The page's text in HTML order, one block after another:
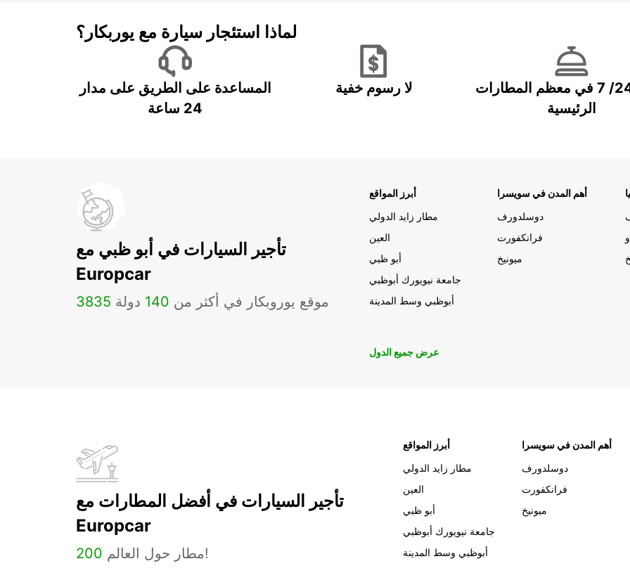
لماذا استئجار سيارة مع يوربكار؟
المساعدة على الطريق على مدار
24 ساعة
لا رسوم خفية
خدمة 24/ 7 في معظم المطارات
الرئيسية
تأجير السيارات في أبو ظبي مع
Europcar
3835 موقع يوروبكار في أكثر من 140 دولة
أبرز المواقع
مطار زايد الدولي
العين
أبو ظبي
جامعة نيويورك أبوظبي
أبوظبي وسط المدينة
أهم المدن في سويسرا
دوسلدورف
فرانكفورت
ميونيخ
عرض جميع الدول
تأجير السيارات في أفضل المطارات مع
Europcar
200 مطار حول العالم!
أبرز المواقع
مطار زايد الدولي
العين
أبو ظبي
جامعة نيويورك أبوظبي
أبوظبي وسط المدينة
أهم المدن في سويسرا
دوسلدورف
فرانكفورت
ميونيخ